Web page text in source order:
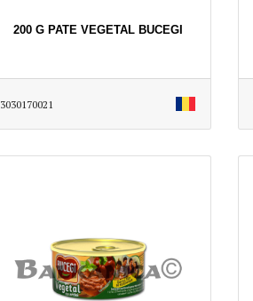
200 G PATE VEGETAL BUCEGI
3030170021